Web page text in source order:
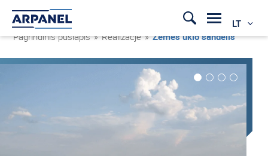
LT
Pagrindinis puslapis » Realizacje »Žemės ūkio sandėlis